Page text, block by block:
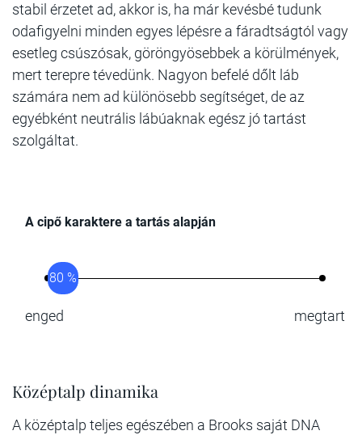
stabil érzetet ad, akkor is, ha már kevésbé tudunk
odafigyelni minden egyes lépésre a fáradtságtól vagy
esetleg csúszósak, göröngyösebbek a körülmények,
mert terepre tévedünk. Nagyon befelé dőlt láb
számára nem ad különösebb segítséget, de az
egyébként neutrális lábúaknak egész jó tartást
szolgáltat.
A cipő karaktere a tartás alapján
80 %
enged megtart
Középtalp dinamika
A középtalp teljes egészében a Brooks saját DNA